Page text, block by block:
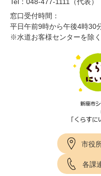
窓口受付時間：
平日午前9時から午後4時30
※水道お客様センターを除く
市役
各課